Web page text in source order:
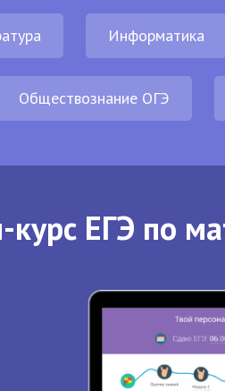
Информатика
Обществознание ОГЭ
ЕГЭ по